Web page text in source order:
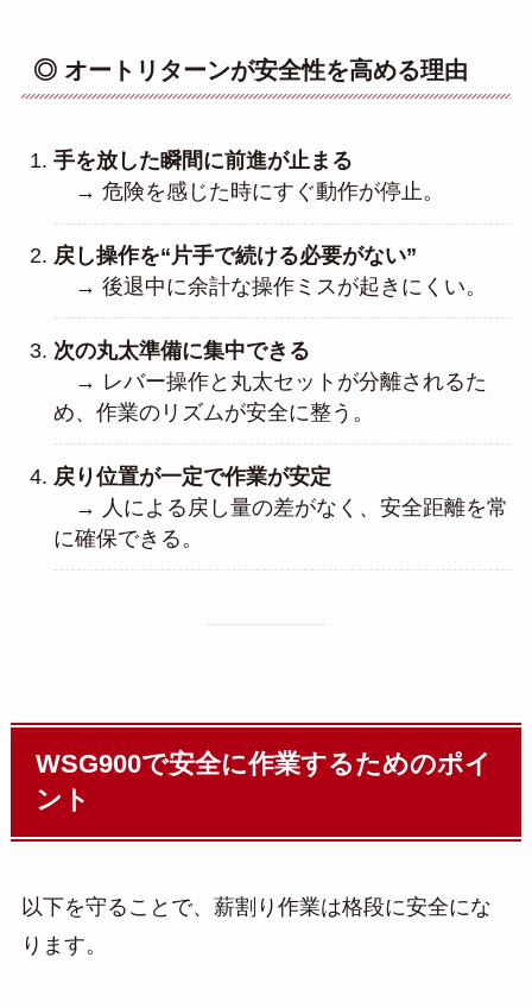
◎ オートリターンが安全性を高める理由
手を放した瞬間に前進が止まる
→ 危険を感じた時にすぐ動作が停止。
戻し操作を“片手で続ける必要がない”
→ 後退中に余計な操作ミスが起きにくい。
次の丸太準備に集中できる
→ レバー操作と丸太セットが分離されるた
め、作業のリズムが安全に整う。
戻り位置が一定で作業が安定
→ 人による戻し量の差がなく、安全距離を常
に確保できる。
WSG900で安全に作業するためのポイ
ント
以下を守ることで、薪割り作業は格段に安全にな
ります。